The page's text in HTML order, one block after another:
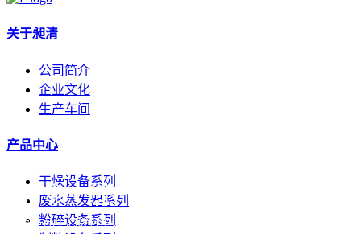
关于昶清
公司简介
企业文化
生产车间
产品中心
干燥设备系列
废水蒸发器系列
粉碎设备系列
首页 产品中心拨打电话